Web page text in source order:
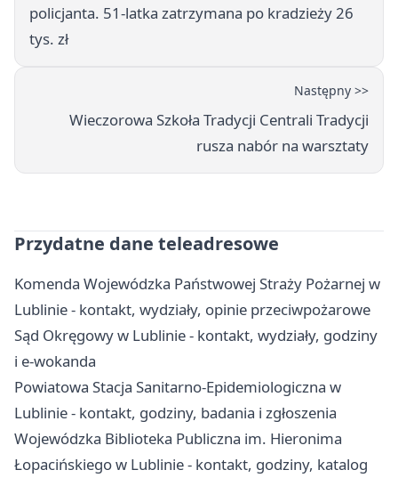
policjanta. 51‑latka zatrzymana po kradzieży 26
tys. zł
Następny >>
Wieczorowa Szkoła Tradycji Centrali Tradycji
rusza nabór na warsztaty
Przydatne dane teleadresowe
Komenda Wojewódzka Państwowej Straży Pożarnej w
Lublinie - kontakt, wydziały, opinie przeciwpożarowe
Sąd Okręgowy w Lublinie - kontakt, wydziały, godziny
i e-wokanda
Powiatowa Stacja Sanitarno-Epidemiologiczna w
Lublinie - kontakt, godziny, badania i zgłoszenia
Wojewódzka Biblioteka Publiczna im. Hieronima
Łopacińskiego w Lublinie - kontakt, godziny, katalog